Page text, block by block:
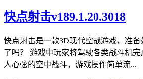
快点射击v189.1.20.3018
快点射击是一款3D现代空战游戏，准
了吗？ 游戏中玩家将驾驶各类战斗机完
人心弦的空中战斗，游戏操作简单流...